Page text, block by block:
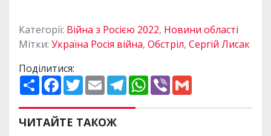
Категорії: Війна з Росією 2022, Новини області
Мітки: Україна Росія війна, Обстріл, Сергій Лисак
Поділитися:
П
о
ш
и
р
и
F
a
c
e
b
o
T
w
t
t
e
E
m
a
i
l
T
e
e
W
h
a
V
b
ЧИТАЙТЕ ТАКОЖ